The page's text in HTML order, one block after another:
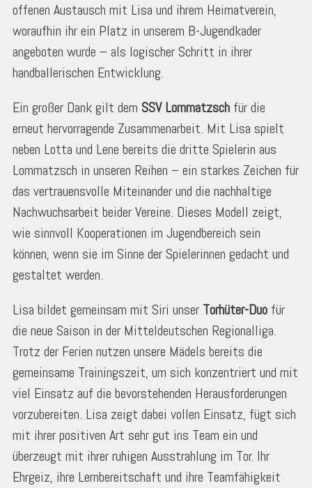
offenen Austausch mit Lisa und ihrem Heimatverein,
woraufhin ihr ein Platz in unserem B-Jugendkader
angeboten wurde – als logischer Schritt in ihrer
handballerischen Entwicklung.
Ein großer Dank gilt dem SSV Lommatzsch für die
erneut hervorragende Zusammenarbeit. Mit Lisa spielt
neben Lotta und Lene bereits die dritte Spielerin aus
Lommatzsch in unseren Reihen – ein starkes Zeichen für
das vertrauensvolle Miteinander und die nachhaltige
Nachwuchsarbeit beider Vereine. Dieses Modell zeigt,
wie sinnvoll Kooperationen im Jugendbereich sein
können, wenn sie im Sinne der Spielerinnen gedacht und
gestaltet werden.
Lisa bildet gemeinsam mit Siri unser Torhüter-Duo für
die neue Saison in der Mitteldeutschen Regionalliga.
Trotz der Ferien nutzen unsere Mädels bereits die
gemeinsame Trainingszeit, um sich konzentriert und mit
viel Einsatz auf die bevorstehenden Herausforderungen
vorzubereiten. Lisa zeigt dabei vollen Einsatz, fügt sich
mit ihrer positiven Art sehr gut ins Team ein und
überzeugt mit ihrer ruhigen Ausstrahlung im Tor. Ihr
Ehrgeiz, ihre Lernbereitschaft und ihre Teamfähigkeit